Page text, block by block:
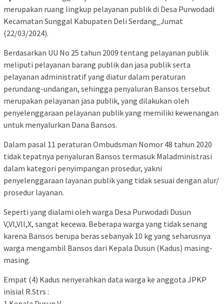
merupakan ruang lingkup pelayanan publik di Desa Purwodadi
Kecamatan Sunggal Kabupaten Deli Serdang_Jumat
(22/03/2024).
Berdasarkan UU No 25 tahun 2009 tentang pelayanan publik
meliputi pelayanan barang publik dan jasa publik serta
pelayanan administratif yang diatur dalam peraturan
perundang-undangan, sehingga penyaluran Bansos tersebut
merupakan pelayanan jasa publik, yang dilakukan oleh
penyelenggaraan pelayanan publik yang memiliki kewenangan
untuk menyalurkan Dana Bansos.
Dalam pasal 11 peraturan Ombudsman Nomor 48 tahun 2020
tidak tepatnya penyaluran Bansos termasuk Maladministrasi
dalam kategori penyimpangan prosedur, yakni
penyelenggaraan layanan publik yang tidak sesuai dengan alur/
prosedur layanan.
Seperti yang dialami oleh warga Desa Purwodadi Dusun
V,Vl,Vll,X, sangat kecewa. Beberapa warga yang tidak senang
karena Bansos berupa beras sebanyak 10 kg yang seharusnya
warga mengambil Bansos dari Kepala Dusun (Kadus) masing-
masing.
Empat (4) Kadus nenyerahkan data warga ke anggota JPKP
inisial R.Strs :